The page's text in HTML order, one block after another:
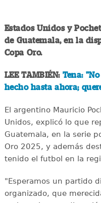
Estados Unidos y
de Guatemala, en la
Copa Oro.
LEE TAMBIÉN: Tena:
hecho hasta ahora;
El argentino Mauricio
Unidos, explicó lo que
Guatemala, en la serie
Oro 2025, y además
tenido el futbol en la
"Esperamos un partido
organizado, que